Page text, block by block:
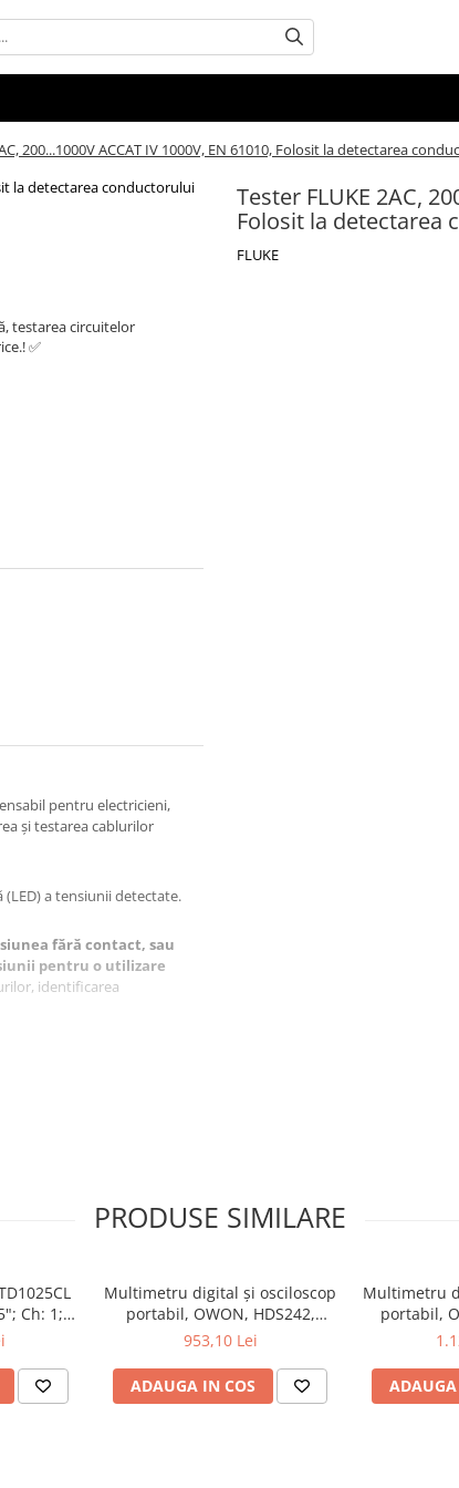
200...1000V ACCAT IV 1000V, EN 61010, Folosit la detectarea
Tester FLUKE 2AC,
Folosit la detectarea
FLUKE
testarea circuitelor
✅
pentru electricieni,
și testarea cablurilor
a tensiunii detectate.
fără contact, sau
pentru o utilizare
identificarea
200...1000V AC
baterie LR03 AAA 1,5V x2
PRODUSE SIMILARE
Ch: 1;
cu
Multimetru digital și osciloscop
portabil, OWON, HDS242,
200mV-1kV, 200mA-
953,10 Lei
ADAUGA IN COS
Multimetru
portabil,